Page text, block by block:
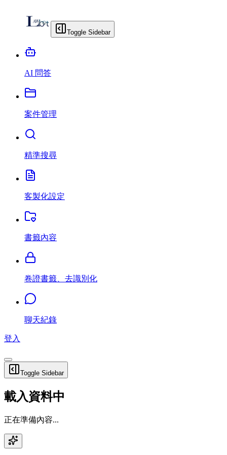
Toggle Sidebar
AI 問答
案件管理
精準搜尋
客製化設定
書籤內容
卷證書籤、去識別化
聊天紀錄
登入
Toggle Sidebar
載入資料中
正在準備內容...